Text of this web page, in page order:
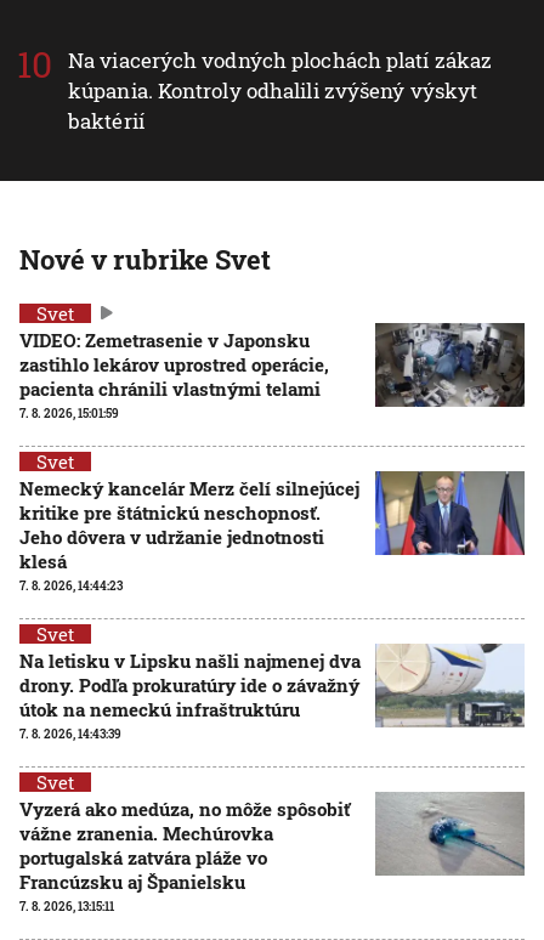
Na viacerých vodných plochách platí zákaz
kúpania. Kontroly odhalili zvýšený výskyt
baktérií
Nové v rubrike Svet
Svet
VIDEO: Zemetrasenie v Japonsku
zastihlo lekárov uprostred operácie,
pacienta chránili vlastnými telami
7. 8. 2026, 15:01:59
Svet
Nemecký kancelár Merz čelí silnejúcej
kritike pre štátnickú neschopnosť.
Jeho dôvera v udržanie jednotnosti
klesá
7. 8. 2026, 14:44:23
Svet
Na letisku v Lipsku našli najmenej dva
drony. Podľa prokuratúry ide o závažný
útok na nemeckú infraštruktúru
7. 8. 2026, 14:43:39
Svet
Vyzerá ako medúza, no môže spôsobiť
vážne zranenia. Mechúrovka
portugalská zatvára pláže vo
Francúzsku aj Španielsku
7. 8. 2026, 13:15:11